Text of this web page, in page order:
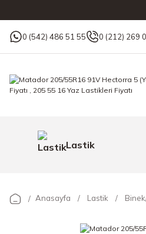
0 (542) 486 51 55 0 (212) 269
Lastik
Anasayfa Lastik